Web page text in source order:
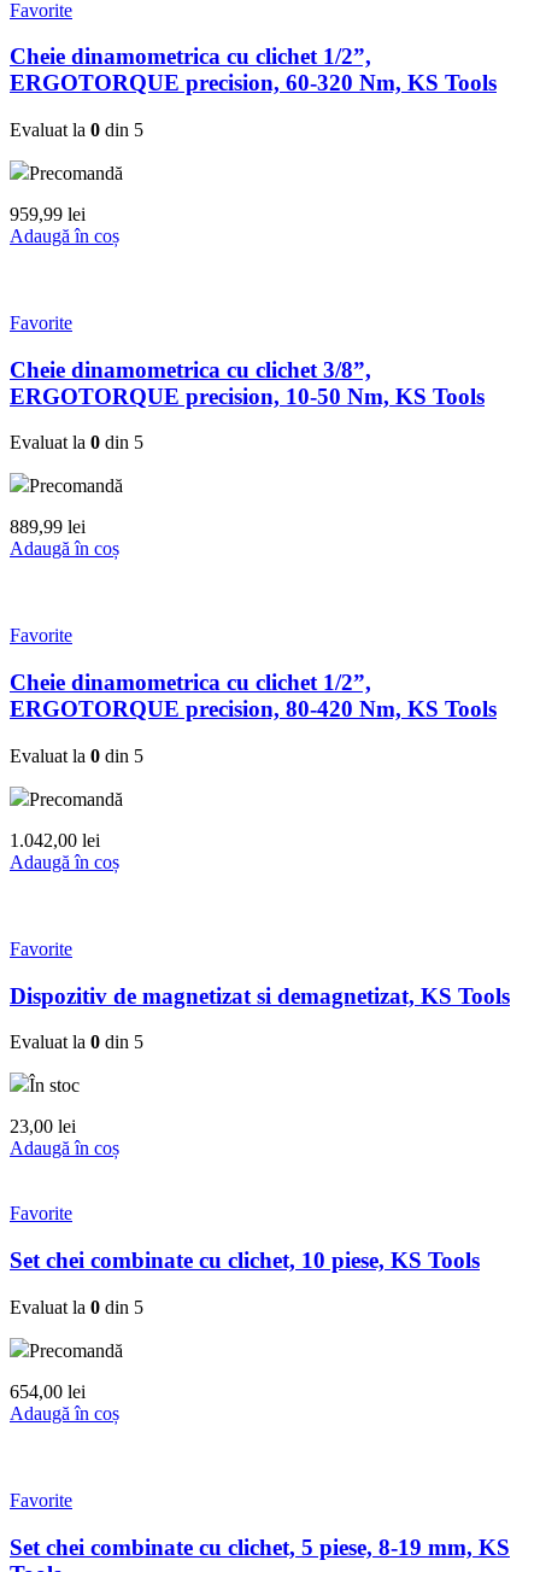
Favorite
Cheie dinamometrica cu clichet 1/2”,
ERGOTORQUE precision, 60-320 Nm, KS Tools
Evaluat la 0 din 5
Precomandă
959,99 lei
Adaugă în coș
Favorite
Cheie dinamometrica cu clichet 3/8”,
ERGOTORQUE precision, 10-50 Nm, KS Tools
Evaluat la 0 din 5
Precomandă
889,99 lei
Adaugă în coș
Favorite
Cheie dinamometrica cu clichet 1/2”,
ERGOTORQUE precision, 80-420 Nm, KS Tools
Evaluat la 0 din 5
Precomandă
1.042,00 lei
Adaugă în coș
Favorite
Dispozitiv de magnetizat si demagnetizat, KS Tools
Evaluat la 0 din 5
În stoc
23,00 lei
Adaugă în coș
Favorite
Set chei combinate cu clichet, 10 piese, KS Tools
Evaluat la 0 din 5
Precomandă
654,00 lei
Adaugă în coș
Favorite
Set chei combinate cu clichet, 5 piese, 8-19 mm, KS